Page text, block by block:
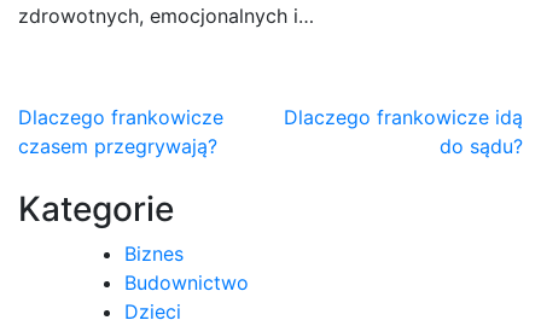
zdrowotnych, emocjonalnych i…
Nawigacja
wpisu
Dlaczego frankowicze
czasem przegrywają?
Dlaczego frankowicze idą
do sądu?
Kategorie
Biznes
Budownictwo
Dzieci